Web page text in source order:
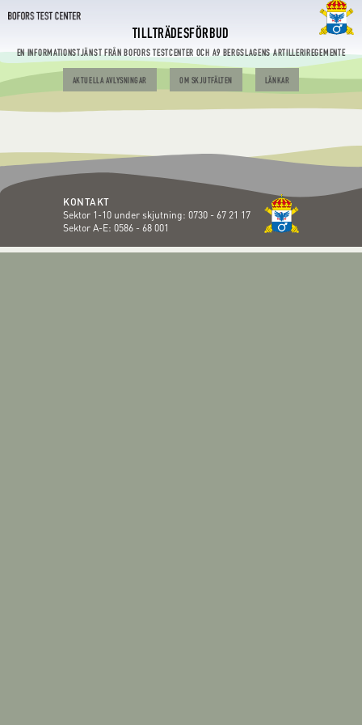
TILLTRÄDESFÖRBUD
EN INFORMATIONSTJÄNST FRÅN BOFORS TESTCENTER OCH A9 BERGSLAGENS ARTILLERIREGEMENTE
AKTUELLA AVLYSNINGAR OM SKJUTFÄLTEN LÄNKAR
KONTAKT
Sektor 1-10 under skjutning: 0730 - 67 21 17
Sektor A-E: 0586 - 68 001